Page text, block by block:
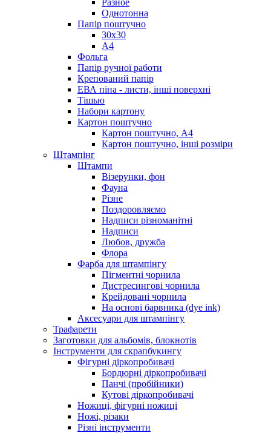
Однотонна
Папір поштучно
30х30
А4
Фольга
Папір ручної работи
Крепований папір
ЕВА піна - листи, інші поверхні
Тішью
Набори картону
Картон поштучно
Картон поштучно, А4
Картон поштучно, інші розміри
Штампінг
Штампи
Візерунки, фон
Фауна
Різне
Поздоровляємо
Надписи різноманітні
Надписи
Любов, дружба
Флора
Фарба для штампінгу
Пігментні чорнила
Дистресингові чорнила
Крейдовані чорнила
На основі барвника (dye ink)
Аксесуари для штампінгу
Трафарети
Заготовки для альбомів, блокнотів
Інструменти для скрапбукингу
Фігурні діркопробивачі
Бордюрні діркопробивачі
Панчі (пробійники)
Кутові діркопробивачі
Ножиці, фігурні ножиці
Ножі, різаки
Різні інструменти